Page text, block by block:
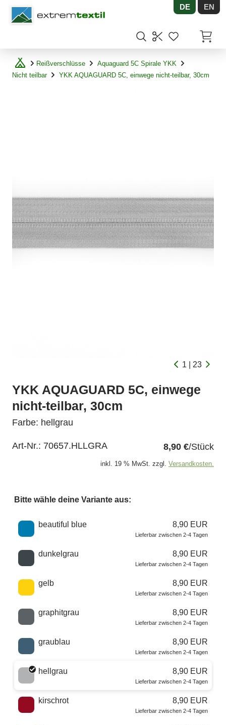
Shopware DE EN
Reißverschlüsse
Aquaguard 5C Spirale YKK
Nicht teilbar
YKK AQUAGUARD 5C, einwege nicht-teilbar, 30cm
1 | 23
YKK AQUAGUARD 5C, einwege
nicht-teilbar, 30cm
Farbe: hellgrau
Art-Nr.: 70657.HLLGRA 8,90 €/Stück
inkl. 19 % MwSt. zzgl. Versandkosten.
Bitte wähle deine Variante aus:
Wähle eine Farbe
beautiful blue 8,90 EUR
Lieferbar zwischen 2-4 Tagen
dunkelgrau 8,90 EUR
Lieferbar zwischen 2-4 Tagen
gelb 8,90 EUR
Lieferbar zwischen 2-4 Tagen
graphitgrau 8,90 EUR
Lieferbar zwischen 2-4 Tagen
graublau 8,90 EUR
Lieferbar zwischen 2-4 Tagen
hellgrau 8,90 EUR
Lieferbar zwischen 2-4 Tagen
kirschrot 8,90 EUR
Lieferbar zwischen 2-4 Tagen